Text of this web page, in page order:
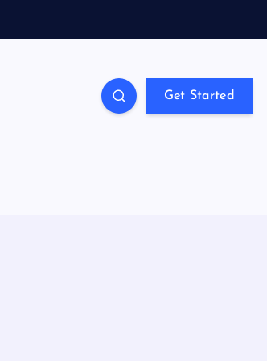
Get Started